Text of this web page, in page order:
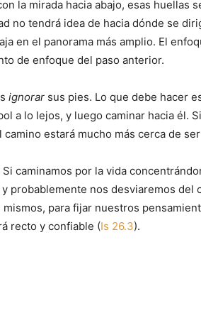
la mirada hacia abajo, esas huellas
no tendrá idea de hacia dónde se
en el panorama más amplio. El
de enfoque del paso anterior.
ignorar sus pies. Lo que debe hacer
a lo lejos, y luego caminar hacia él.
estará mucho más cerca de
caminamos por la vida
probablemente nos desviaremos del
para fijar nuestros
recto y confiable (Is 26.3).